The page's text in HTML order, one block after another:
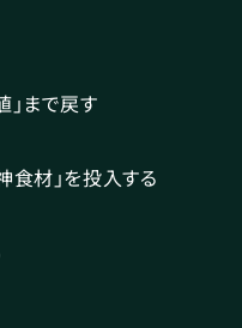
」まで戻す
食材」を投入する